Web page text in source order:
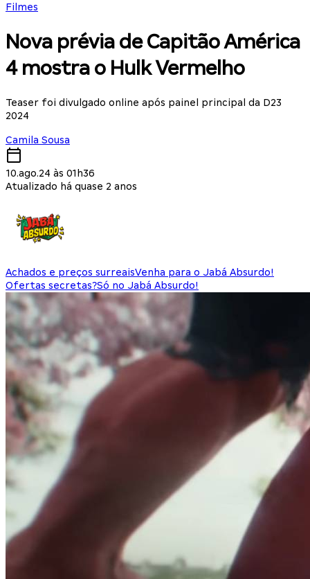
Filmes
Nova prévia de Capitão América
4 mostra o Hulk Vermelho
Teaser foi divulgado online após painel principal da D23
2024
Camila Sousa
10.ago.24 às 01h36
Atualizado há quase 2 anos
Achados e preços surreaisVenha para o Jabá Absurdo!
Ofertas secretas?Só no Jabá Absurdo!